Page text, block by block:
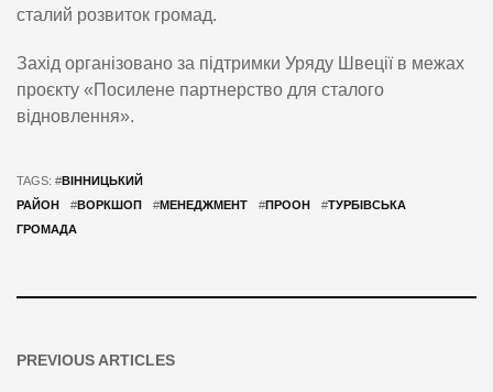
сталий розвиток громад.
Захід організовано за підтримки Уряду Швеції в межах
проєкту «Посилене партнерство для сталого
відновлення».
TAGS: #ВІННИЦЬКИЙ
РАЙОН
#ВОРКШОП #МЕНЕДЖМЕНТ #ПРООН #ТУРБІВСЬКА
ГРОМАДА
PREVIOUS ARTICLES